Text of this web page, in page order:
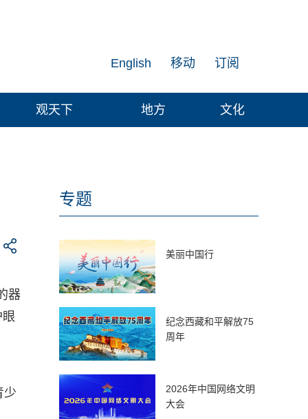
订阅
移动
English
观天下 地方 文化
器
少
专题
美丽中国行
纪念西藏和平解放75
周年
2026年中国网络文明
大会